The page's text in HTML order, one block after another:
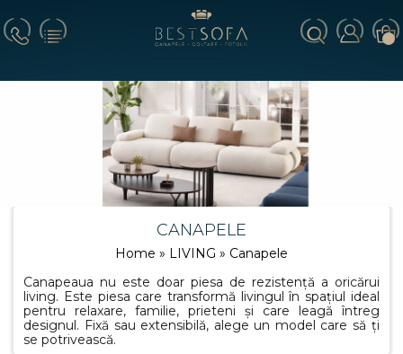
CANAPELE
Home » LIVING » Canapele
Canapeaua nu este doar piesa de rezistență a oricărui
living. Este piesa care transformă livingul în spațiul ideal
pentru relaxare, familie, prieteni și care leagă întreg
designul. Fixă sau extensibilă, alege un model care să ți
se potrivească.